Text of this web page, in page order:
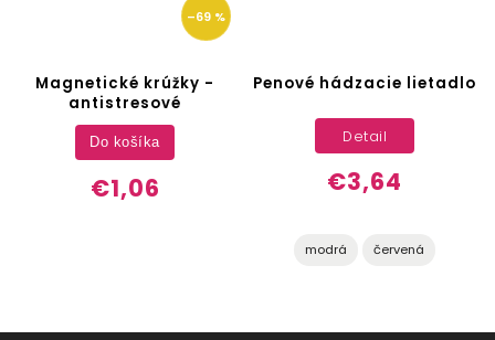
–69 %
Magnetické krúžky -
antistresové
€1,06
Do košíka
Penové hádzacie lietadlo
€3,64
Detail
modrá červená